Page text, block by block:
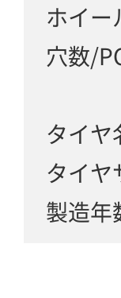
ホイ
穴数/
タイ
タイ
製造